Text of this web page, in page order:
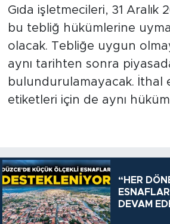
Gıda işletmecileri, 31 Aralık
bu tebliğ hükümlerine
olacak. Tebliğe uygun
aynı tarihten sonra
bulundurulamayacak. İthal
etiketleri için de aynı
“HER
DEVAM